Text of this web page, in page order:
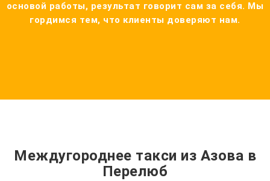
основой работы, результат говорит сам за себя. Мы
гордимся тем, что клиенты доверяют нам.
Междугороднее такси из Азова в
Перелюб